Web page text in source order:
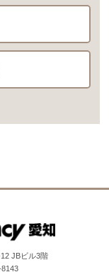
JBビル3階